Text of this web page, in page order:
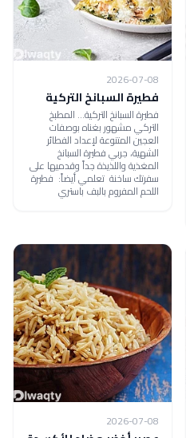
2026-07-08
فطيرة السبانخ التركية
فطيرة السبانخ التركية... المطبخ
التركي مشهور بغناه بوصفات
العجين المتنوعة لإعداد الفطائر
الشهية، جربي فطيرة السبانخ
المغذية واللذيذة جداً وقدميها على
سفرتك ساخنة تعلمي أيضاً: فطيرة
اللحم المفروم بالبف باستري
2026-07-08